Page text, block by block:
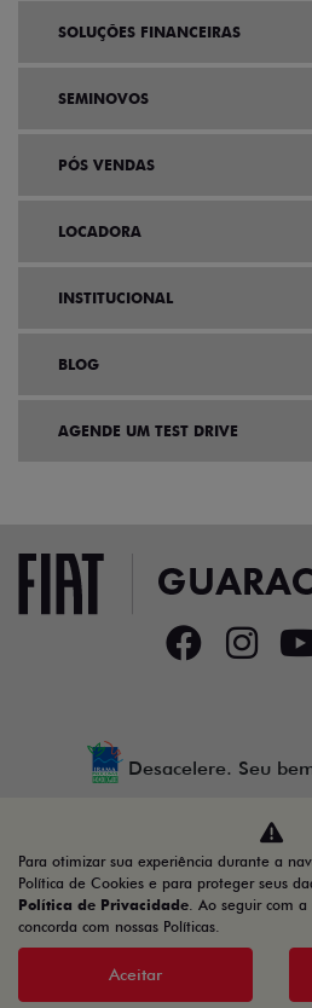
SOLUÇÕES FINANCEIRAS
SEMINOVOS
PÓS VENDAS
LOCADORA
INSTITUCIONAL
BLOG
AGENDE UM TEST DRIVE
Desacelere. Seu
GUARACAR COMERCIO DE
88.952.577/0001-44
Desenvolvido pela
Para otimizar sua experiência durante a
Política de Cookies e para proteger seus
Política de Privacidade. Ao seguir com a
concorda com nossas Políticas.
Aceitar